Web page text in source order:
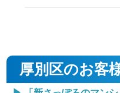
厚別区のお客